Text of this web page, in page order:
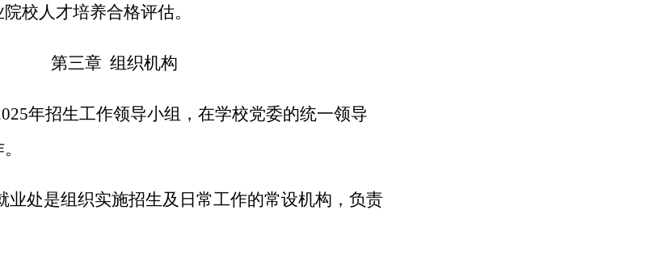
校人才培养合格评估。
第三章 组织机构
年招生工作领导小组，在学校党委的统一领导
业处是组织实施招生及日常工作的常设机构，负责